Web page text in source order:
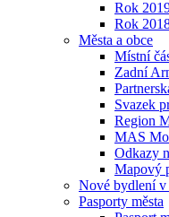
Rok
Rok
Města a obce
Místní
Zadní
Svazek
Region
MAS
Odkazy
Mapový
Nové bydlení v
Pasporty města